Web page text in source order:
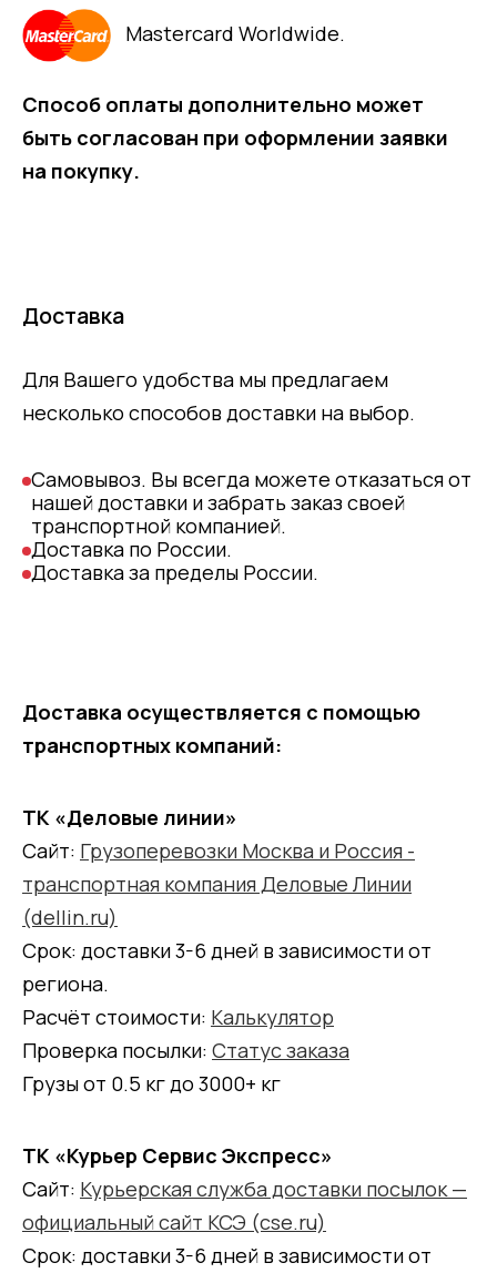
Mastercard Worldwide.
Способ оплаты дополнительно может
быть согласован при оформлении заявки
на покупку.
Доставка
Для Вашего удобства мы предлагаем
несколько способов доставки на выбор.
Самовывоз. Вы всегда можете отказаться от
нашей доставки и забрать заказ своей
транспортной компанией.
Доставка по России.
Доставка за пределы России.
Доставка осуществляется с помощью
транспортных компаний:
ТК «Деловые линии»
Сайт: Грузоперевозки Москва и Россия -
транспортная компания Деловые Линии
(dellin.ru)
Срок: доставки 3-6 дней в зависимости от
региона.
Расчёт стоимости: Калькулятор
Проверка посылки: Статус заказа
Грузы от 0.5 кг до 3000+ кг
ТК «Курьер Сервис Экспресс»
Сайт: Курьерская служба доставки посылок —
официальный сайт КСЭ (cse.ru)
Срок: доставки 3-6 дней в зависимости от